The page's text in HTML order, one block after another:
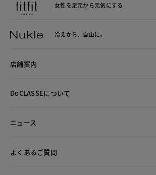
女性を足元から元気にする
冷えから、 自由に。
店舗案内
DoCLASSEについて
ニュース
よくあるご質問